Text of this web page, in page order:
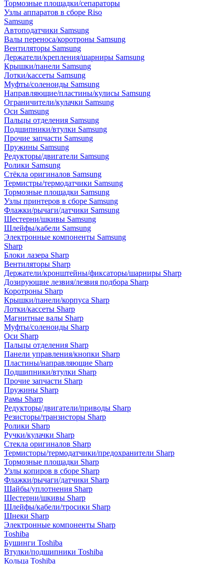
Тормозные площадки/сепараторы
Узлы аппаратов в сборе Riso
Samsung
Автоподатчики Samsung
Валы переноса/коротроны Samsung
Вентиляторы Samsung
Держатели/крепления/шарниры Samsung
Крышки/панели Samsung
Лотки/кассеты Samsung
Муфты/соленоиды Samsung
Направляющие/пластины/кулисы Samsung
Ограничители/кулачки Samsung
Оси Samsung
Пальцы отделения Samsung
Подшипники/втулки Samsung
Прочие запчасти Samsung
Пружины Samsung
Редукторы/двигатели Samsung
Ролики Samsung
Стёкла оригиналов Samsung
Термистры/термодатчики Samsung
Тормозные площадки Samsung
Узлы принтеров в сборе Samsung
Флажки/рычаги/датчики Samsung
Шестерни/шкивы Samsung
Шлейфы/кабели Samsung
Электронные компоненты Samsung
Sharp
Блоки лазера Sharp
Вентиляторы Sharp
Держатели/кронштейны/фиксаторы/шарниры Sharp
Дозирующие лезвия/лезвия подбора Sharp
Коротроны Sharp
Крышки/панели/корпуса Sharp
Лотки/кассеты Sharp
Магнитные валы Sharp
Муфты/соленоиды Sharp
Оси Sharp
Пальцы отделения Sharp
Панели управления/кнопки Sharp
Пластины/направляющие Sharp
Подшипники/втулки Sharp
Прочие запчасти Sharp
Пружины Sharp
Рамы Sharp
Редукторы/двигатели/приводы Sharp
Резисторы/транзисторы Sharp
Ролики Sharp
Ручки/кулачки Sharp
Стекла оригиналов Sharp
Термисторы/термодатчики/предохранители Sharp
Тормозные площадки Sharp
Узлы копиров в сборе Sharp
Флажки/рычаги/датчики Sharp
Шайбы/уплотнения Sharp
Шестерни/шкивы Sharp
Шлейфы/кабели/тросики Sharp
Шнеки Sharp
Электронные компоненты Sharp
Toshiba
Бушинги Toshiba
Втулки/подшипники Toshiba
Кольца Toshiba